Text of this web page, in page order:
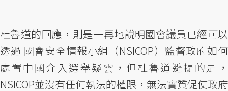
杜魯道的回應，則是一再地說明國會議員已經可以
透過 國會安全情報小組（NSICOP）監督政府如何
處置中國介入選舉疑雲，但杜魯道避提的是，
NSICOP並沒有任何執法的權限，無法實質促使政府